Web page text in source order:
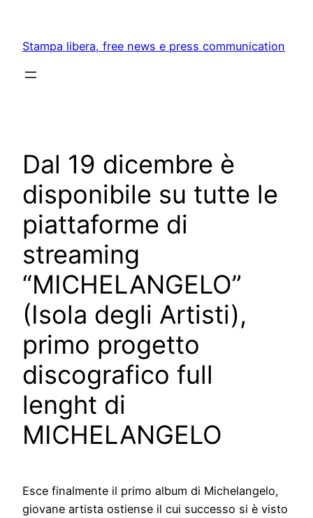
content
Stampa libera, free news e press communication
Dal 19 dicembre è
disponibile su tutte le
piattaforme di
streaming
“MICHELANGELO”
(Isola degli Artisti),
primo progetto
discografico full
lenght di
MICHELANGELO
Esce finalmente il primo album di Michelangelo,
giovane artista ostiense il cui successo si è visto